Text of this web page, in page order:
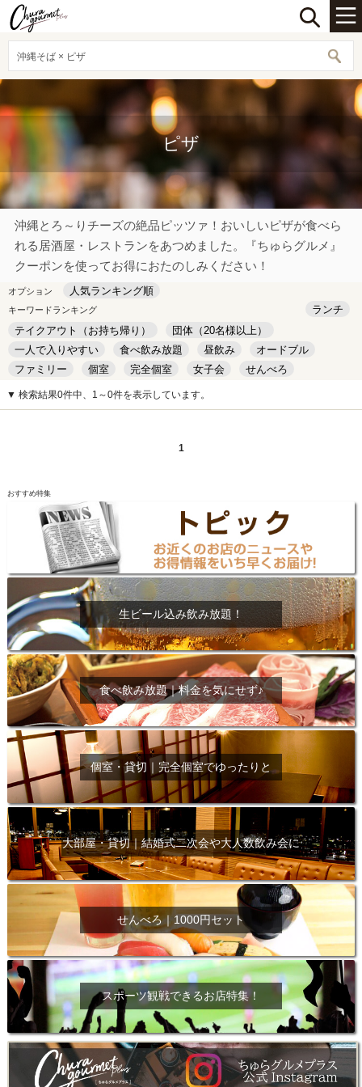
沖縄そば × ピザ
ピザ
沖縄とろ～りチーズの絶品ピッツァ！おいしいピザが食べら
れる居酒屋・レストランをあつめました。『ちゅらグルメ』
クーポンを使ってお得におたのしみください！
オプション 人気ランキング順
キーワードランキング
ランチ
テイクアウト（お持ち帰り）
団体（20名様以上）
一人で入りやすい
食べ飲み放題 昼飲み
オードブル
ファミリー
個室 完全個室 女子会
せんべろ
キッズルーム
安い デート
▼ 検索結果0件中、1～0件を表示しています。
1
おすすめ特集
生ビール込み飲み放題！
食べ飲み放題｜料金を気にせず♪
個室・貸切｜完全個室でゆったりと
大部屋・貸切｜結婚式二次会や大人数飲み会に
せんべろ｜1000円セット
スポーツ観戦できるお店特集！